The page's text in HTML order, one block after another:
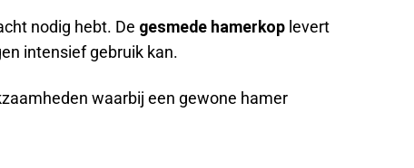
nodig hebt. De gesmede hamerkop levert
intensief gebruik kan.
waarbij een gewone hamer